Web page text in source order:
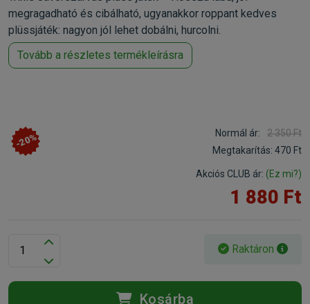
megragadható és cibálható, ugyanakkor roppant kedves
plüssjáték: nagyon jól lehet dobálni, hurcolni.
Tovább a részletes termékleírásra
-20% Normál ár:
2 350 Ft
Megtakarítás: 470 Ft
Akciós CLUB ár: (Ez mi?)
1 880 Ft
Raktáron
Kosárba